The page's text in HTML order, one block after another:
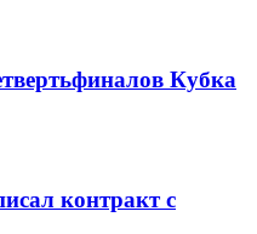
Кубка
контракт с